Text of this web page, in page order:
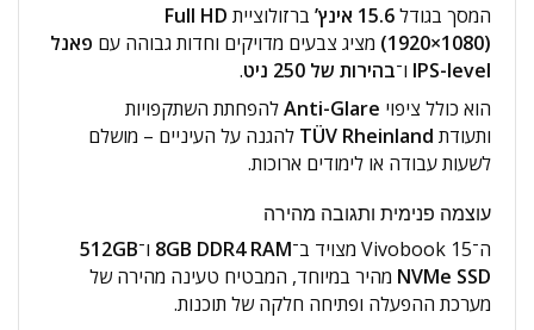
המסך בגודל15.6 אינץ’ ברזולוציית Full HD
(1920×1080) מציג צבעים מדויקים וחדות גבוהה עם פאנל
IPS-level ו־בהירות של ‎250‎ ניט
.
הוא כולל ציפוי Anti-Glareלהפחתת השתקפויות
ותעודת TÜV Rheinland להגנה על העיניים – מושלם
לשעות עבודה או לימודים ארוכות.
עוצמה פנימית ותגובה מהירה
ה־Vivobook 15 מצויד ב־ 8GB DDR4 RAM ו־512GB
NVMe SSD מהיר במיוחד, המבטיח טעינה מהירה של
מערכת ההפעלה ופתיחה חלקה של תוכנות.